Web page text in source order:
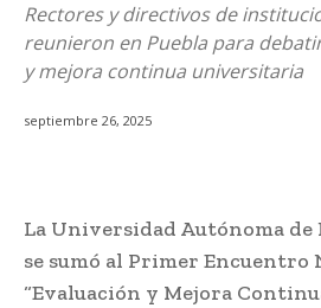
Rectores y directivos de
reunieron en Puebla para
y mejora continua universitaria
septiembre 26, 2025
La Universidad Autónoma
se sumó al Primer Encuentro
“Evaluación y Mejora